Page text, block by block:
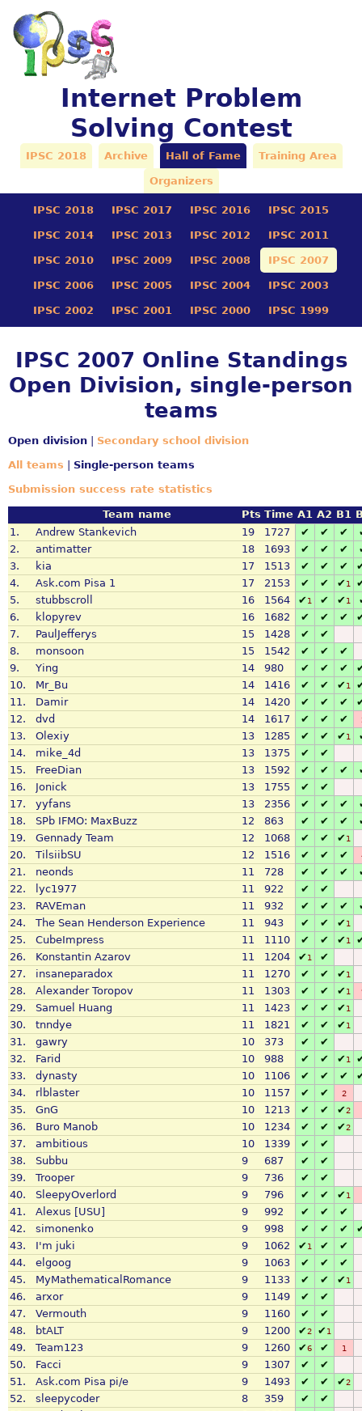
Internet Problem
Solving Contest
IPSC 2018 Archive Hall of Fame Training Area
Organizers
IPSC 2018 IPSC 2017 IPSC 2016 IPSC 2015
IPSC 2014 IPSC 2013 IPSC 2012 IPSC 2011
IPSC 2010 IPSC 2009 IPSC 2008 IPSC 2007
IPSC 2006 IPSC 2005 IPSC 2004 IPSC 2003
IPSC 2002 IPSC 2001 IPSC 2000 IPSC 1999
IPSC 2007 Online Standings
Open Division, single-person
teams
Open division
Secondary school division
All teams
Single-person teams
Submission success rate statistics
Team name Pts Time A1 A2 B1
1.
Andrew Stankevich 19 1727 ✔ ✔ ✔
2.
antimatter 18 1693 ✔ ✔ ✔
3.
kia 17 1513 ✔ ✔ ✔
4.
Ask.com Pisa 1 17 2153 ✔ ✔ ✔1
5.
stubbscroll 16 1564 ✔1 ✔ ✔1
6.
klopyrev 16 1682 ✔ ✔ ✔
7.
PaulJefferys 15 1428 ✔
✔
8.
monsoon 15 1542 ✔ ✔
✔
9.
Ying 14 980 ✔ ✔ ✔
10.
Mr_Bu 14 1416 ✔ ✔ ✔1
11.
Damir 14 1420 ✔ ✔ ✔
12.
dvd 14 1617 ✔ ✔ ✔
13. Olexiy 13 1285 ✔ ✔ ✔1
14.
mike_4d 13 1375 ✔
✔
15.
FreeDian 13 1592 ✔ ✔ ✔
16.
Jonick 13 1755 ✔
✔
17.
yyfans 13 2356 ✔ ✔ ✔
18.
SPb IFMO: MaxBuzz 12 863 ✔ ✔ ✔
19.
Gennady Team 12 1068 ✔ ✔ ✔1
20. TilsiibSU 12 1516 ✔ ✔ ✔
21. neonds 11 728 ✔ ✔ ✔
22.
lyc1977 11 922 ✔
✔
23.
RAVEman 11 932 ✔ ✔ ✔
24.
The Sean Henderson Experience 11 943 ✔ ✔ ✔1
25. CubeImpress 11 1110 ✔ ✔ ✔1
26.
Konstantin Azarov 11 1204 ✔1
✔
27.
insaneparadox 11 1270 ✔ ✔ ✔1
28. Alexander Toropov 11 1303 ✔ ✔ ✔1
29. Samuel Huang 11 1423 ✔ ✔ ✔1
30. tnndye 11 1821 ✔ ✔ ✔1
31. gawry 10 373 ✔
✔
32.
Farid 10 988 ✔ ✔ ✔1
33.
dynasty 10 1106 ✔ ✔ ✔
34.
rlblaster 10 1157 ✔ ✔ 2
35. GnG 10 1213 ✔ ✔ ✔2
36. Buro Manob 10 1234 ✔ ✔ ✔2
37. ambitious 10 1339 ✔
✔
38.
Subbu 9 687 ✔
✔
39.
Trooper 9 736 ✔
✔
40.
SleepyOverlord 9 796 ✔ ✔ ✔1
41. Alexus [USU] 9 992 ✔ ✔
✔
42.
simonenko 9 998 ✔ ✔ ✔
43.
I'm juki 9 1062 ✔1 ✔
✔
44.
elgoog 9 1063 ✔ ✔
✔
45.
MyMathematicalRomance 9 1133 ✔ ✔ ✔1
46. arxor 9 1149 ✔
✔
47.
Vermouth 9 1160 ✔
✔
48.
btALT 9 1200 ✔2 ✔1
49. Team123 9 1260 ✔6 ✔ 1
50. Facci 9 1307 ✔
✔
51.
Ask.com Pisa pi/e 9 1493 ✔ ✔ ✔2
52. sleepycoder 8 359 ✔
✔